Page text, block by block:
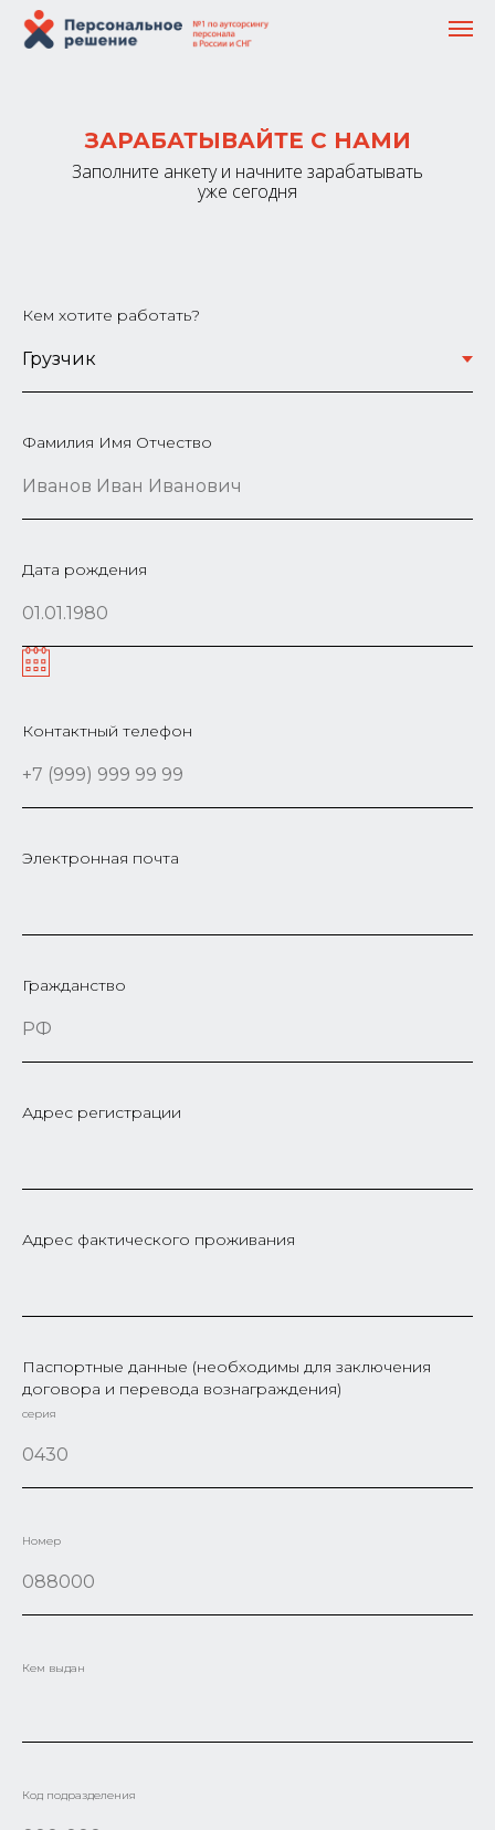
ЗАРАБАТЫВАЙТЕ С НАМИ
Заполните анкету и начните зарабатывать
уже сегодня
Кем хотите работать?
Фамилия Имя Отчество
Дата рождения
Контактный телефон
Электронная почта
Гражданство
Адрес регистрации
Адрес фактического проживания
Паспортные данные (необходимы для заключения
договора и перевода вознаграждения)
серия
Номер
Кем выдан
Код подразделения